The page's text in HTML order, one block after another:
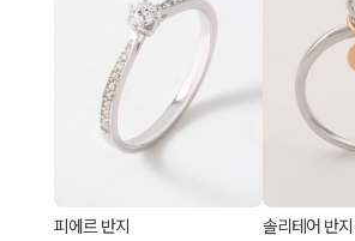
피에르 반지 솔리테어 반지